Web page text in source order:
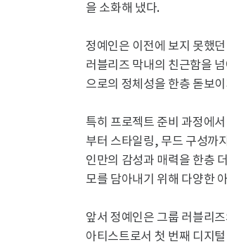
을 소화해 냈다.
정예인은 이전에 보지 못했
러블리즈 막내의 친근함을
으로의 정체성을 한층 돋보
특히 프로젝트 준비 과정에
부터 스타일링, 무드 구성까
인만의 감성과 매력을 한층
모를 담아내기 위해 다양한
앞서 정예인은 그룹 러블리
아티스트로서 첫 번째 디지